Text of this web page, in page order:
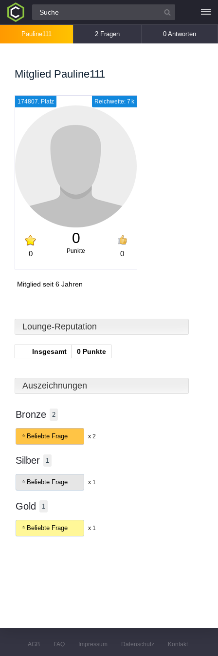
Alle Fragen
Pauline111 2 Fragen 0 Antworten
Mitglied Pauline111
Reichweite: 7 k
174807. Platz
0
0
Punkte 0
Mitglied seit 6 Jahren
Lounge-Reputation
Insgesamt 0 Punkte
Auszeichnungen
Bronze 2
Beliebte Frage x 2
Silber 1
Beliebte Frage x 1
Gold 1
Beliebte Frage x 1
AGB FAQ Impressum Datenschutz Kontakt